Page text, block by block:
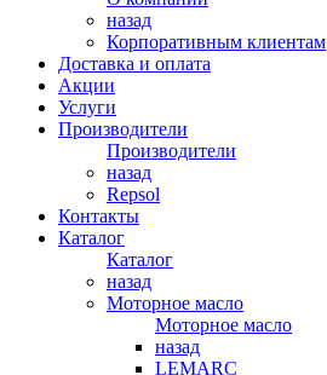
назад
Корпоративным клиентам
Доставка и оплата
Акции
Услуги
Производители
Производители
назад
Repsol
Контакты
Каталог
Каталог
назад
Моторное масло
Моторное масло
назад
LEMARC